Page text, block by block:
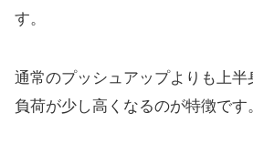
す。
通常のプッシュアップよりも上半
負荷が少し高くなるのが特徴です